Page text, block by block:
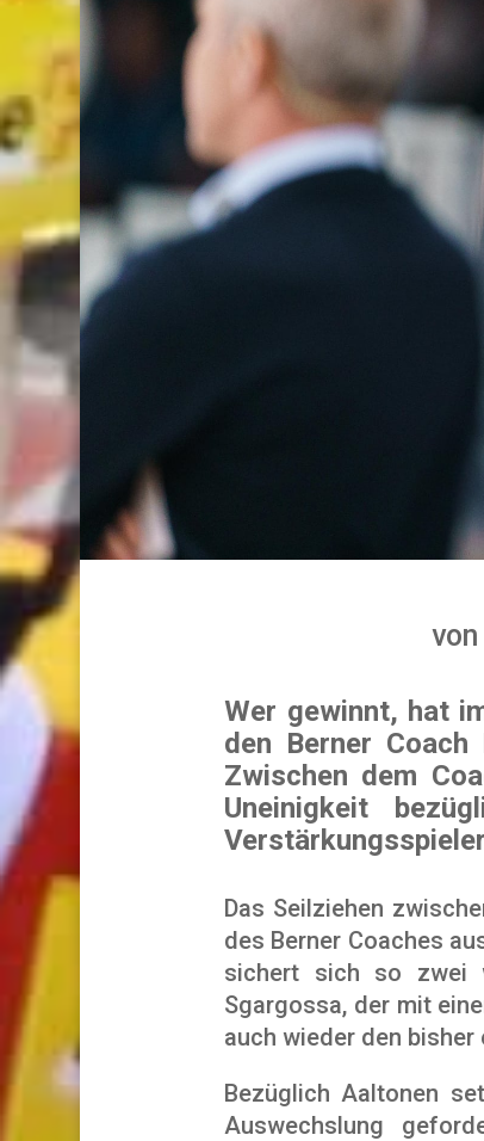
von
Wer gewinnt, hat
den Berner
Zwischen dem
Uneinigkeit
Das Seilziehen
des Berner Coaches
sichert sich so zwei
Sgargossa, der mit
auch wieder den
Bezüglich Aaltonen
Auswechslung